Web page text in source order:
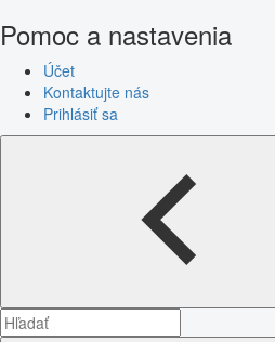
Pomoc a nastavenia
Účet
Kontaktujte nás
Prihlásiť sa